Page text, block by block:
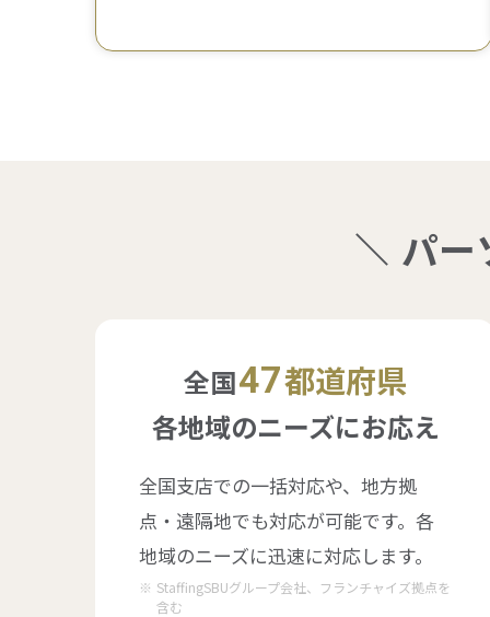
パー
全国47都道府県
各地域のニーズにお応え
全国支店での一括対応や、地方拠
点・遠隔地でも対応が可能です。各
地域のニーズに迅速に対応します。
StaffingSBUグループ会社、フランチャイズ拠点を
含む